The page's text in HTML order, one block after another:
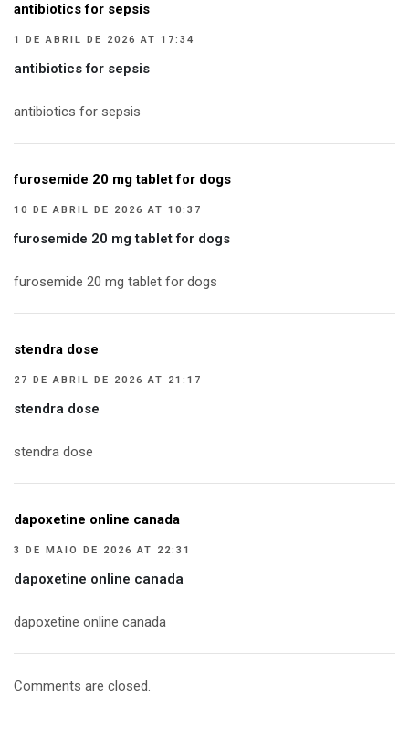
antibiotics for sepsis
1 DE ABRIL DE 2026 AT 17:34
antibiotics for sepsis
antibiotics for sepsis
furosemide 20 mg tablet for dogs
10 DE ABRIL DE 2026 AT 10:37
furosemide 20 mg tablet for dogs
furosemide 20 mg tablet for dogs
stendra dose
27 DE ABRIL DE 2026 AT 21:17
stendra dose
stendra dose
dapoxetine online canada
3 DE MAIO DE 2026 AT 22:31
dapoxetine online canada
dapoxetine online canada
Comments are closed.